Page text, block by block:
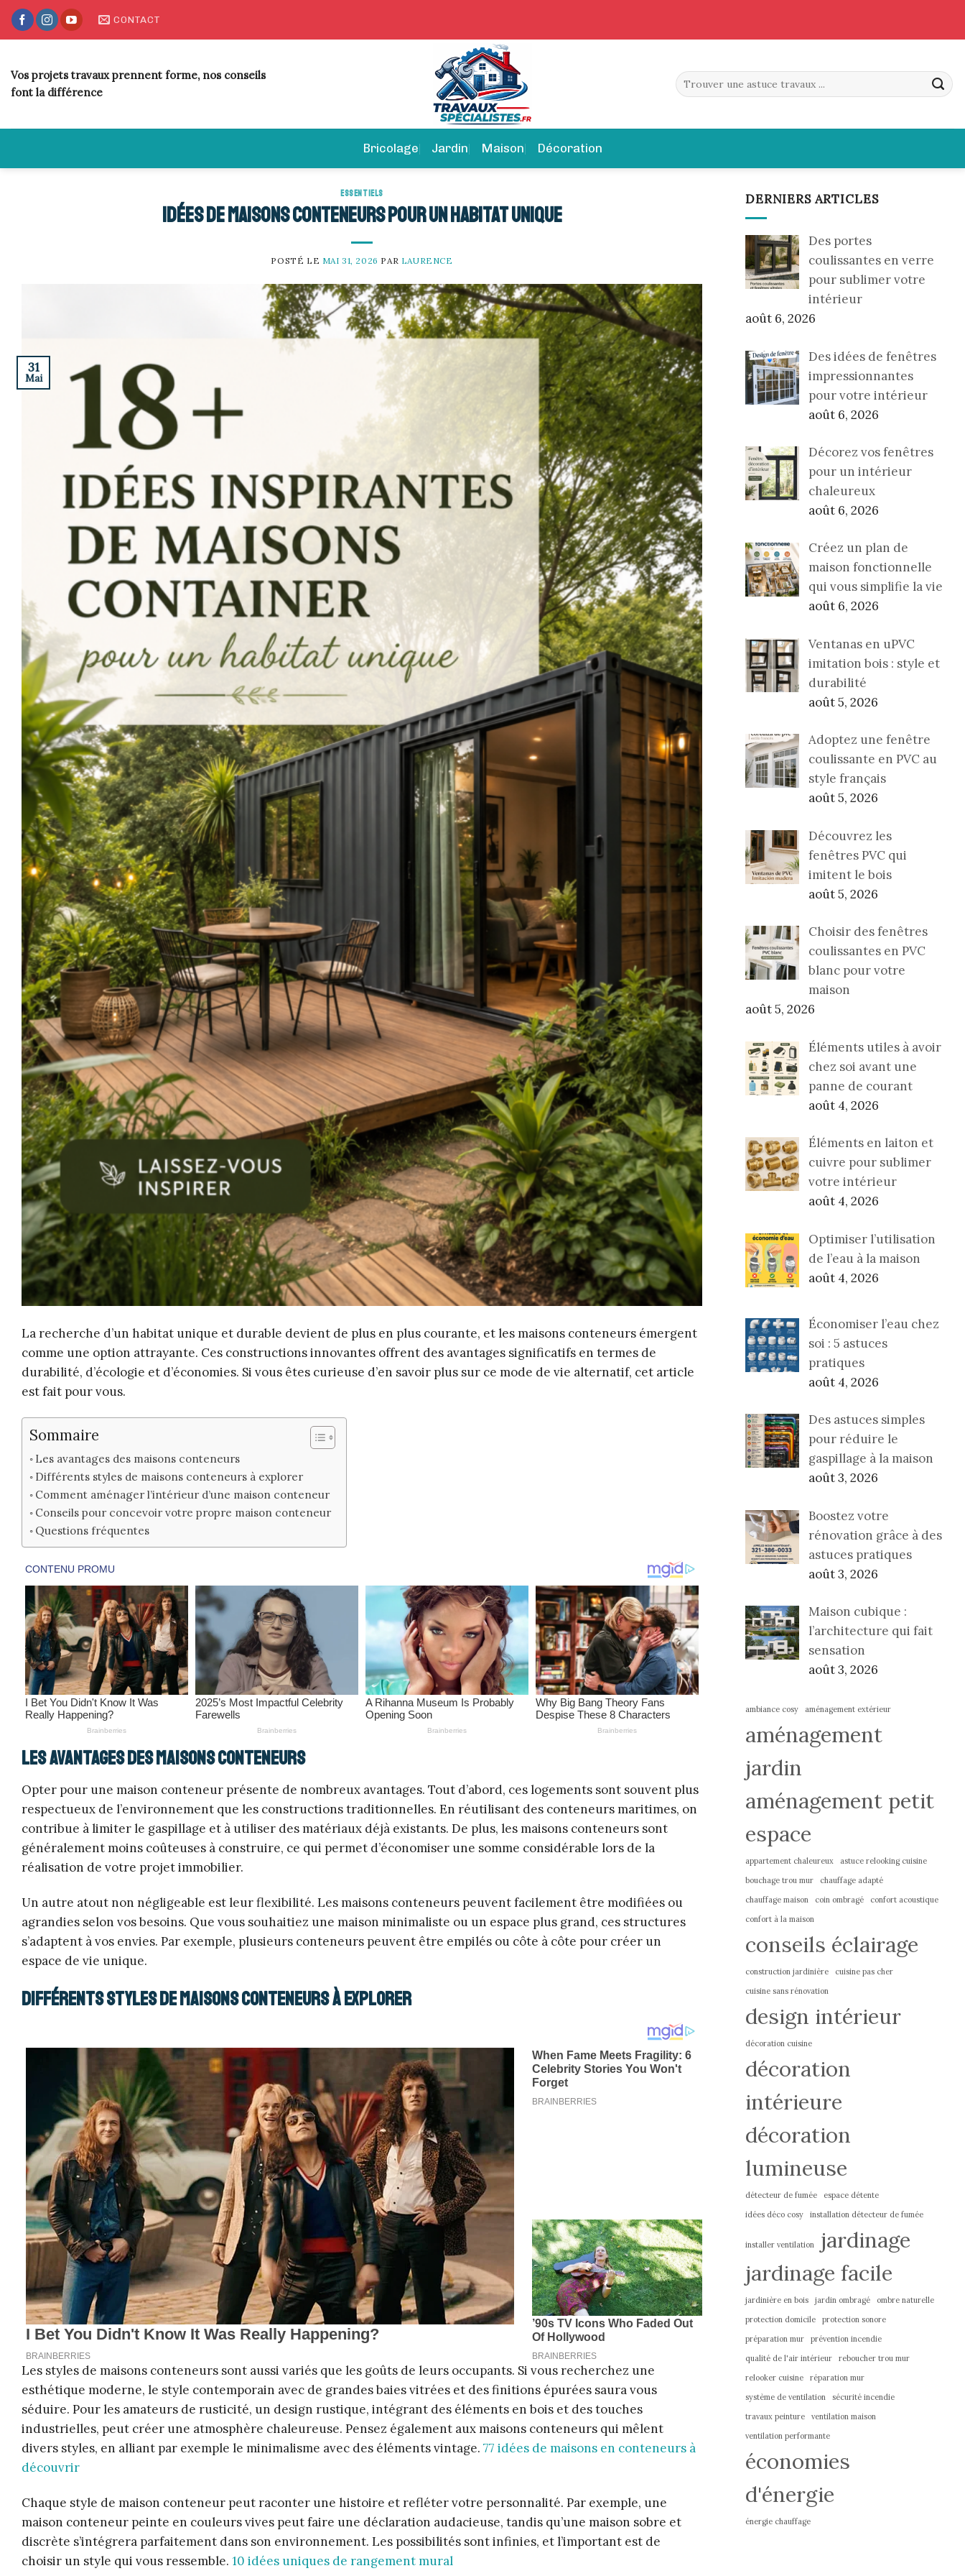
Skip
CONTACT
Vos projets travaux prennent forme, nos conseils
font la différence
Bricolage Jardin Maison Décoration
ESSENTIELS
Idées de maisons conteneurs pour un habitat unique
POSTÉ LE MAI 31, 2026 PAR LAURENCE
31
Mai
La recherche d’un habitat unique et durable devient de plus en plus courante, et les maisons conteneurs émergent
comme une option attrayante. Ces constructions innovantes offrent des avantages significatifs en termes de
durabilité, d’écologie et d’économies. Si vous êtes curieuse d’en savoir plus sur ce mode de vie alternatif, cet article
est fait pour vous.
Sommaire
Les avantages des maisons conteneurs
Différents styles de maisons conteneurs à explorer
Comment aménager l’intérieur d’une maison conteneur
Conseils pour concevoir votre propre maison conteneur
Questions fréquentes
Les avantages des maisons conteneurs
Opter pour une maison conteneur présente de nombreux avantages. Tout d’abord, ces logements sont souvent plus
respectueux de l’environnement que les constructions traditionnelles. En réutilisant des conteneurs maritimes, on
contribue à limiter le gaspillage et à utiliser des matériaux déjà existants. De plus, les maisons conteneurs sont
généralement moins coûteuses à construire, ce qui permet d’économiser une somme considérable lors de la
réalisation de votre projet immobilier.
Un autre atout non négligeable est leur flexibilité. Les maisons conteneurs peuvent facilement être modifiées ou
agrandies selon vos besoins. Que vous souhaitiez une maison minimaliste ou un espace plus grand, ces structures
s’adaptent à vos envies. Par exemple, plusieurs conteneurs peuvent être empilés ou côte à côte pour créer un
espace de vie unique.
Différents styles de maisons conteneurs à explorer
Les styles de maisons conteneurs sont aussi variés que les goûts de leurs occupants. Si vous recherchez une
esthétique moderne, le style contemporain avec de grandes baies vitrées et des finitions épurées saura vous
séduire. Pour les amateurs de rusticité, un design rustique, intégrant des éléments en bois et des touches
industrielles, peut créer une atmosphère chaleureuse. Pensez également aux maisons conteneurs qui mêlent
divers styles, en alliant par exemple le minimalisme avec des éléments vintage. 77 idées de maisons en conteneurs à
découvrir
Chaque style de maison conteneur peut raconter une histoire et refléter votre personnalité. Par exemple, une
maison conteneur peinte en couleurs vives peut faire une déclaration audacieuse, tandis qu’une maison sobre et
discrète s’intégrera parfaitement dans son environnement. Les possibilités sont infinies, et l’important est de
choisir un style qui vous ressemble. 10 idées uniques de rangement mural
DERNIERS ARTICLES
Des portes
coulissantes en verre
pour sublimer votre
intérieur
août 6, 2026
Des idées de fenêtres
impressionnantes
pour votre intérieur
août 6, 2026
Décorez vos fenêtres
pour un intérieur
chaleureux
août 6, 2026
Créez un plan de
maison fonctionnelle
qui vous simplifie la vie
août 6, 2026
Ventanas en uPVC
imitation bois : style et
durabilité
août 5, 2026
Adoptez une fenêtre
coulissante en PVC au
style français
août 5, 2026
Découvrez les
fenêtres PVC qui
imitent le bois
août 5, 2026
Choisir des fenêtres
coulissantes en PVC
blanc pour votre
maison
août 5, 2026
Éléments utiles à avoir
chez soi avant une
panne de courant
août 4, 2026
Éléments en laiton et
cuivre pour sublimer
votre intérieur
août 4, 2026
Optimiser l’utilisation
de l’eau à la maison
août 4, 2026
Économiser l’eau chez
soi : 5 astuces
pratiques
août 4, 2026
Des astuces simples
pour réduire le
gaspillage à la maison
août 3, 2026
Boostez votre
rénovation grâce à des
astuces pratiques
août 3, 2026
Maison cubique :
l’architecture qui fait
sensation
août 3, 2026
ambiance cosy aménagement extérieur
aménagement
jardin
aménagement petit
espace
appartement chaleureux
astuce relooking cuisine
bouchage trou mur
chauffage adapté
chauffage maison
coin ombragé
confort acoustique
confort à la maison
conseils éclairage
construction jardinière
cuisine pas cher
cuisine sans rénovation
design intérieur
décoration cuisine
décoration
intérieure
décoration
lumineuse
détecteur de fumée
espace détente
idées déco cosy
installation détecteur de fumée
installer ventilation
jardinage
jardinage facile
jardinière en bois jardin ombragé
ombre naturelle
protection domicile
protection sonore
préparation mur
prévention incendie
qualité de l'air intérieur
reboucher trou mur
relooker cuisine
réparation mur
système de ventilation
sécurité incendie
travaux peinture
ventilation maison
ventilation performante
économies
d'énergie
énergie chauffage